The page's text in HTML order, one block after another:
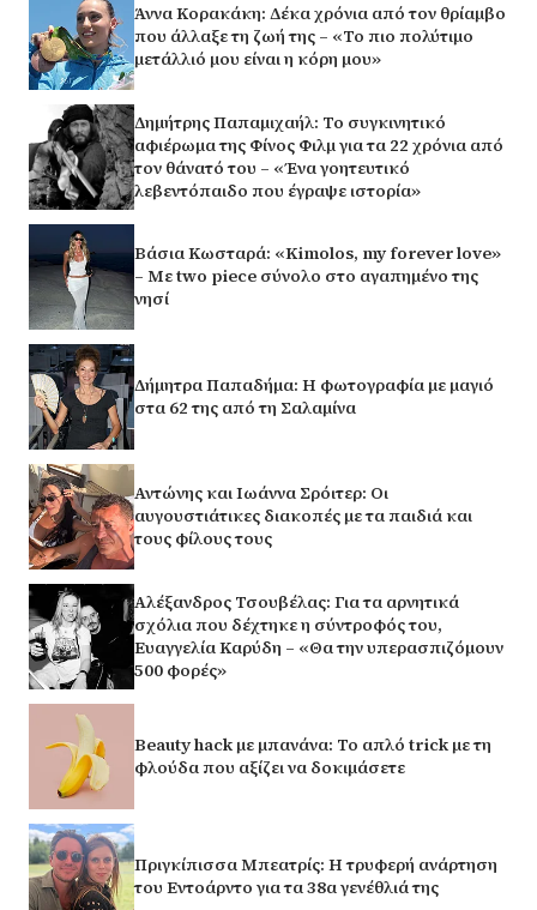
Άννα Κορακάκη: Δέκα χρόνια από τον θρίαμβο
που άλλαξε τη ζωή της – «Το πιο πολύτιμο
μετάλλιό μου είναι η κόρη μου»
Δημήτρης Παπαμιχαήλ: Το συγκινητικό
αφιέρωμα της Φίνος Φιλμ για τα 22 χρόνια από
τον θάνατό του – «Ένα γοητευτικό
λεβεντόπαιδο που έγραψε ιστορία»
Βάσια Κωσταρά: «Kimolos, my forever love»
– Με two piece σύνολο στο αγαπημένο της
νησί
Δήμητρα Παπαδήμα: Η φωτογραφία με μαγιό
στα 62 της από τη Σαλαμίνα
Αντώνης και Ιωάννα Σρόιτερ: Οι
αυγουστιάτικες διακοπές με τα παιδιά και
τους φίλους τους
Αλέξανδρος Τσουβέλας: Για τα αρνητικά
σχόλια που δέχτηκε η σύντροφός του,
Ευαγγελία Καρύδη – «Θα την υπερασπιζόμουν
500 φορές»
Beauty hack με μπανάνα: Το απλό trick με τη
φλούδα που αξίζει να δοκιμάσετε
Πριγκίπισσα Μπεατρίς: Η τρυφερή ανάρτηση
του Εντοάρντο για τα 38α γενέθλιά της